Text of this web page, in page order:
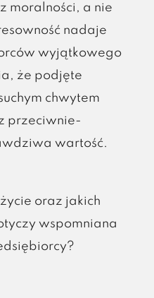
moralności, a nie
nadaje
wyjątkowego
że podjęte
chwytem
przeciwnie-
wartość.
oraz jakich
wspomniana